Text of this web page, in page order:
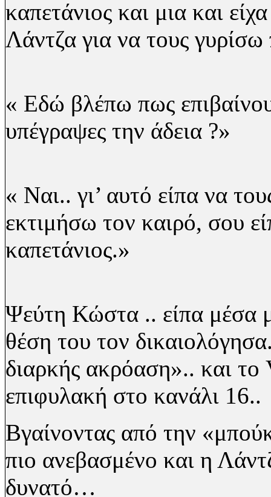
καπετάνιος και μια και
Λάντζα για να τους
« Εδώ βλέπω πως
υπέγραψες την άδεια ?»
« Ναι.. γι’ αυτό είπα να
εκτιμήσω τον καιρό, σου
καπετάνιος.»
Ψεύτη Κώστα .. είπα μέσα
θέση του τον
διαρκής ακρόαση».. και το
επιφυλακή στο κανάλι 16..
Βγαίνοντας από την
πιο ανεβασμένο και η
δυνατό…